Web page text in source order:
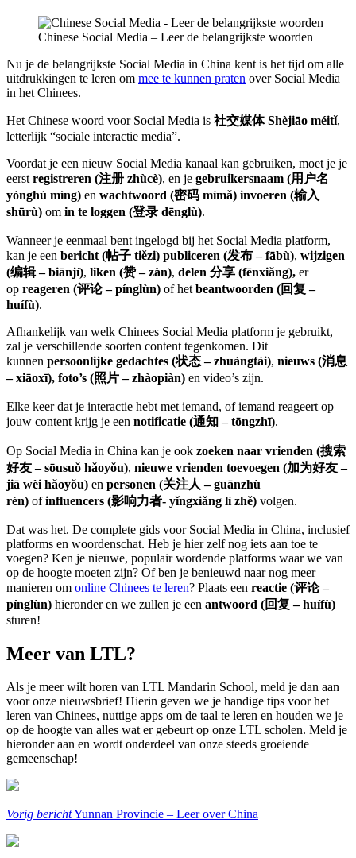
Chinese Social Media – Leer de belangrijkste woorden
Nu je de belangrijkste Social Media in China kent is het tijd om alle
uitdrukkingen te leren om mee te kunnen praten over Social Media
in het Chinees.
Het Chinese woord voor Social Media is 社交媒体 Shèjiāo méitǐ,
letterlijk “sociale interactie media”.
Voordat je een nieuw Social Media kanaal kan gebruiken, moet je je
eerst registreren (注册 zhùcè), en je gebruikersnaam (用户名
yònghù míng) en wachtwoord (密码 mìmǎ) invoeren (输入
shūrù) om in te loggen (登录 dēnglù).
Wanneer je eenmaal bent ingelogd bij het Social Media platform,
kan je een bericht (帖子 tiězi) publiceren (发布 – fābù), wijzigen
(编辑 – biānjí), liken (赞 – zàn), delen 分享 (fēnxiǎng), er
op reageren (评论 – pínglùn) of het beantwoorden (回复 –
huífù).
Afhankelijk van welk Chinees Social Media platform je gebruikt,
zal je verschillende soorten content tegenkomen. Dit
kunnen persoonlijke gedachtes (状态 – zhuàngtài), nieuws (消息
– xiāoxī), foto’s (照片 – zhàopiàn) en video’s zijn.
Elke keer dat je interactie hebt met iemand, of iemand reageert op
jouw content krijg je een notificatie (通知 – tōngzhī).
Op Social Media in China kan je ook zoeken naar vrienden (搜索
好友 – sōusuǒ hǎoyǒu), nieuwe vrienden toevoegen (加为好友 –
jiā wèi hǎoyǒu) en personen (关注人 – guānzhù
rén) ofinfluencers (影响力者- yǐngxiǎng lì zhě) volgen.
Dat was het. De complete gids voor Social Media in China, inclusief
platforms en woordenschat. Heb je hier zelf nog iets aan toe te
voegen? Ken je nieuwe, populair wordende platforms waar we van
op de hoogte moeten zijn? Of ben je benieuwd naar nog meer
manieren om online Chinees te leren? Plaats een reactie (评论 –
pínglùn) hieronder en we zullen je een antwoord (回复 – huífù)
sturen!
Meer van LTL?
Als je meer wilt horen van LTL Mandarin School, meld je dan aan
voor onze nieuwsbrief! Hierin geven we je handige tips voor het
leren van Chinees, nuttige apps om de taal te leren en houden we je
op de hoogte van alles wat er gebeurt op onze LTL scholen. Meld je
hieronder aan en wordt onderdeel van onze steeds groeiende
gemeenschap!
Vorig berichtYunnan Provincie – Leer over China